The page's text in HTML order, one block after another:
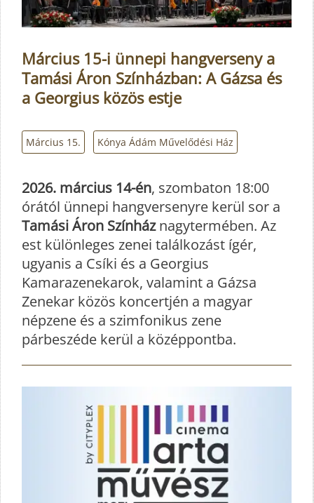
Március 15-i ünnepi hangverseny a
Tamási Áron Színházban: A Gázsa és
a Georgius közös estje
Március 15. Kónya Ádám Művelődési Ház
2026. március 14-én, szombaton 18:00
órától ünnepi hangversenyre kerül sor a
Tamási Áron Színháznagytermében. Az
est különleges zenei találkozást ígér,
ugyanis a Csíki és a Georgius
Kamarazenekarok, valamint a Gázsa
Zenekar közös koncertjén a magyar
népzene és a szimfonikus zene
párbeszéde kerül a középpontba.